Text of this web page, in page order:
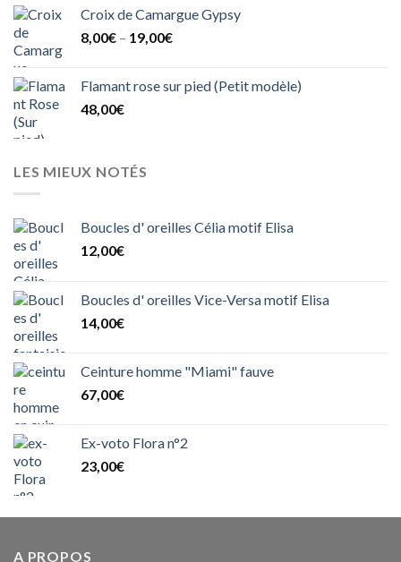
Croix de Camargue Gypsy
8,00€ – 19,00€
Flamant rose sur pied (Petit modèle)
48,00€
LES MIEUX NOTÉS
Boucles d' oreilles Célia motif Elisa
12,00€
Boucles d' oreilles Vice-Versa motif Elisa
14,00€
Ceinture homme "Miami" fauve
67,00€
Ex-voto Flora n°2
23,00€
A PROPOS